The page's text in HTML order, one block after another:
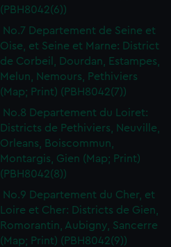
(PBH8042(6))
No.7 Departement de Seine et
Oise, et Seine et Marne: District
de Corbeil, Dourdan, Estampes,
Melun, Nemours, Pethiviers
(Map; Print) (PBH8042(7))
No.8 Departement du Loiret:
Districts de Pethiviers, Neuville,
Orleans, Boiscommun,
Montargis, Gien (Map; Print)
(PBH8042(8))
No.9 Departement du Cher, et
Loire et Cher: Districts de Gien,
Romorantin, Aubigny, Sancerre
(Map; Print) (PBH8042(9))